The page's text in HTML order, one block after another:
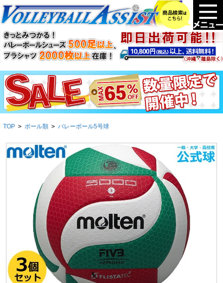
TOP > ボール類 > バレーボール5号球